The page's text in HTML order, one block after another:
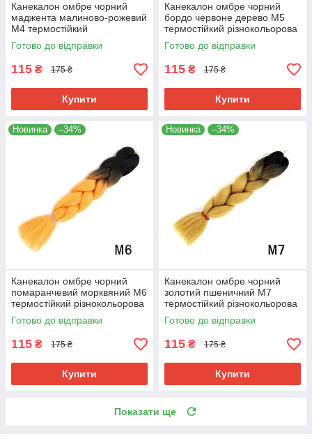
Канекалон омбре чорний
маджента малиново-рожевий
М4 термостійкий
різнокольорова коса Jumbo
довжина 60см вага 100гр для
плетіння
Готово до відправки
115 ₴ 175 ₴
Купити
Канекалон омбре чорний
бордо червоне дерево М5
термостійкий різнокольорова
коса Jumbo довжина 60см
вага 100гр для плетіння
Готово до відправки
115 ₴ 175 ₴
Купити
Новинка –34%
Канекалон омбре чорний
помаранчевий морквяний М6
термостійкий різнокольорова
коса Jumbo довжина 60см
вага 100гр для плетіння
Готово до відправки
115 ₴ 175 ₴
Купити
Новинка –34%
Канекалон омбре чорний
золотий пшеничний М7
термостійкий різнокольорова
коса Jumbo довжина 60см
вага 100гр для плетіння
Готово до відправки
115 ₴ 175 ₴
Купити
Показати ще